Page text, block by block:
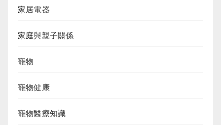
家居電器
家庭與親子關係
寵物
寵物健康
寵物醫療知識